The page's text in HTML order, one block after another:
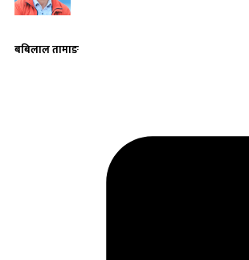
बबिलाल तामाङ